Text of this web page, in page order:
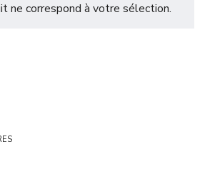
ne correspond à votre sélection.